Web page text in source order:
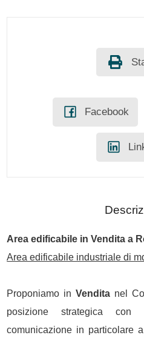
Facebook
Area edificabile inVendita a
Area edificabile industriale di
Proponiamo in Venditanel
posizione strategica
comunicazione in particolare